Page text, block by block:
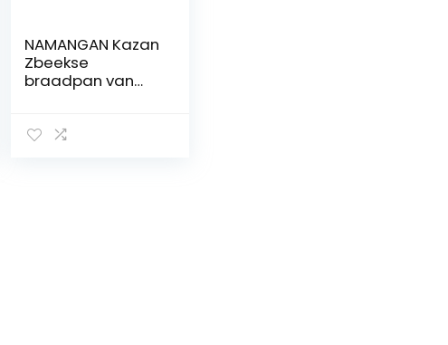
NAMANGAN Kazan
Zbeekse
braadpan van
Kazan